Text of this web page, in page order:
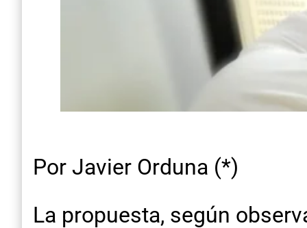
Por Javier Orduna (*)
La propuesta, según